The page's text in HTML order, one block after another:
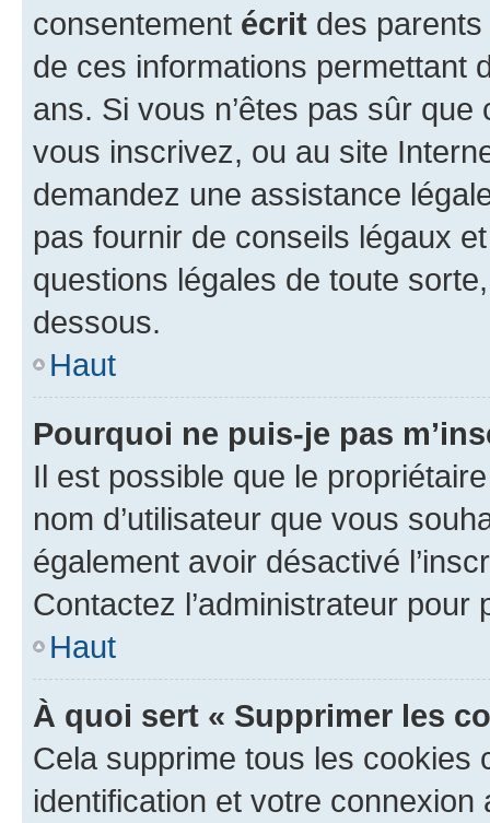
consentement écrit des parents
de ces informations permettant
ans. Si vous n’êtes pas sûr
vous inscrivez, ou au site
demandez une assistance
pas fournir de conseils légaux
questions légales de toute
dessous.
Haut
Pourquoi ne puis-je pas
Il est possible que le
nom d’utilisateur que vous
également avoir désactivé
Contactez l’administrateur
Haut
À quoi sert « Supprimer les
Cela supprime tous les cookies
identification et votre